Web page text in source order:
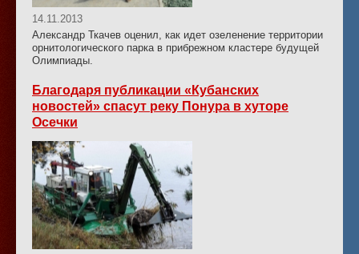
14.11.2013
Александр Ткачев оценил, как идет озеленение территории
орнитологического парка в прибрежном кластере будущей
Олимпиады.
Благодаря публикации «Кубанских
новостей» спасут реку Понура в хуторе
Осечки